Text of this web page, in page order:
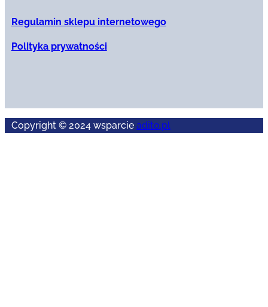
Regulamin sklepu internetowego
Polityka prywatności
Copyright © 2024 wsparcie adito.pl